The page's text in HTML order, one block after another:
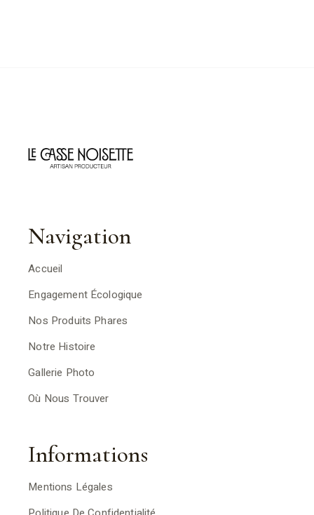
Navigation
Accueil
Engagement Écologique
Nos Produits Phares
Notre Histoire
Gallerie Photo
Où Nous Trouver
Informations
Mentions Légales